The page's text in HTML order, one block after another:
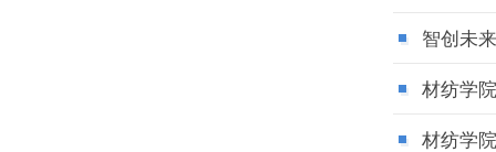
智创未
材纺学
材纺学